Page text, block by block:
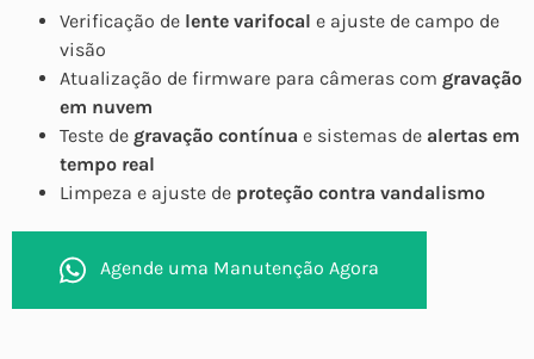
Verificação de lente varifocal e ajuste de campo de
visão
Atualização de firmware para câmeras com gravação
em nuvem
Teste de gravação contínua e sistemas de alertas em
tempo real
Limpeza e ajuste de proteção contra vandalismo
Agende uma Manutenção Agora